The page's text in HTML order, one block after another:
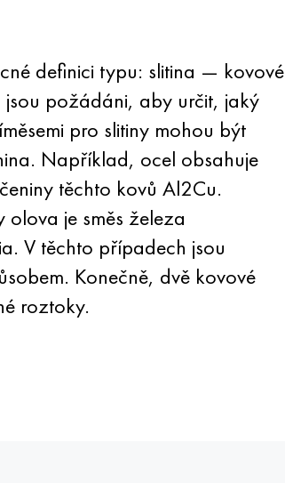
definici typu: slitina — kovové
jsou požádáni, aby určit, jaký
pro slitiny mohou být
Například, ocel obsahuje
těchto kovů Al2Cu.
je směs železa
V těchto případech jsou
Konečně, dvě kovové
roztoky.